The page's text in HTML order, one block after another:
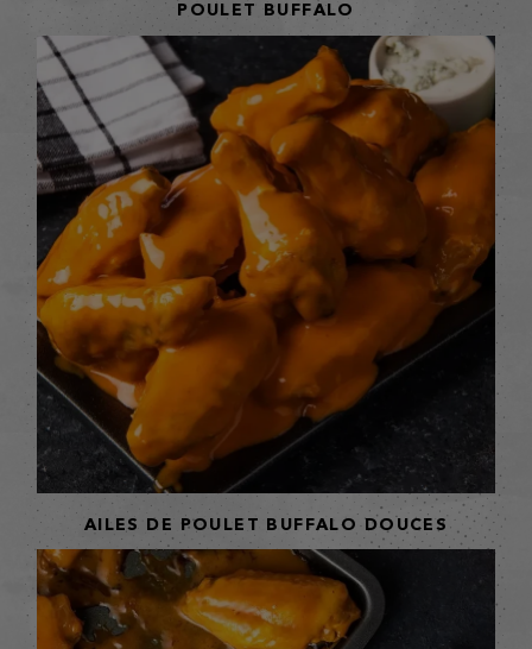
POULET BUFFALO
AILES DE POULET BUFFALO DOUCES